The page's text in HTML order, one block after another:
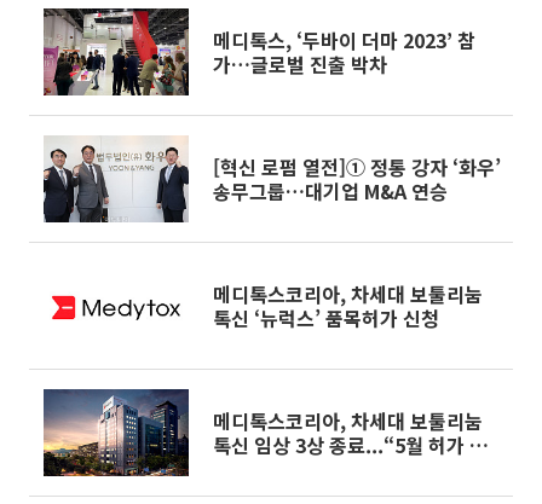
메디톡스, ‘두바이 더마 2023’ 참
가…글로벌 진출 박차
[혁신 로펌 열전]① 정통 강자 ‘화우’
송무그룹…대기업 M&A 연승
메디톡스코리아, 차세대 보툴리눔
톡신 ‘뉴럭스’ 품목허가 신청
메디톡스코리아, 차세대 보툴리눔
톡신 임상 3상 종료...“5월 허가 신